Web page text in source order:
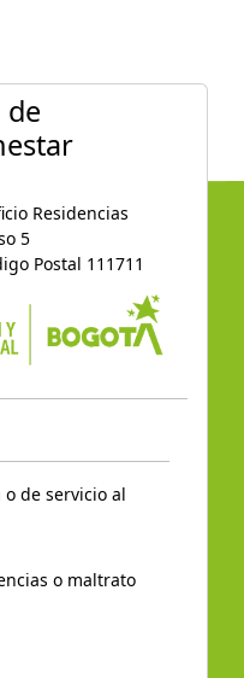
Residencias
5
Postal 111711
de servicio al
o maltrato